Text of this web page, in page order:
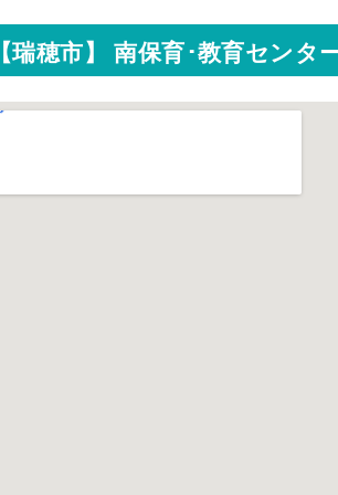
【瑞穂市】 南保育･教育センタ